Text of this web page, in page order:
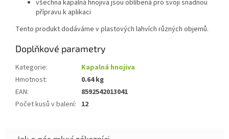
všechna kapalná hnojiva jsou oblíbená pro svoji snadnou
přípravu k aplikaci
Tento produkt dodáváme v plastových lahvích různých objemů.
Doplňkové parametry
Kategorie:
Kapalná hnojiva
Hmotnost:
0.64 kg
EAN:
8592542013041
Počet kusů v balení: 12